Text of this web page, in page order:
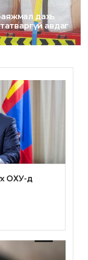
дахь
авдаг
ОХУ-д